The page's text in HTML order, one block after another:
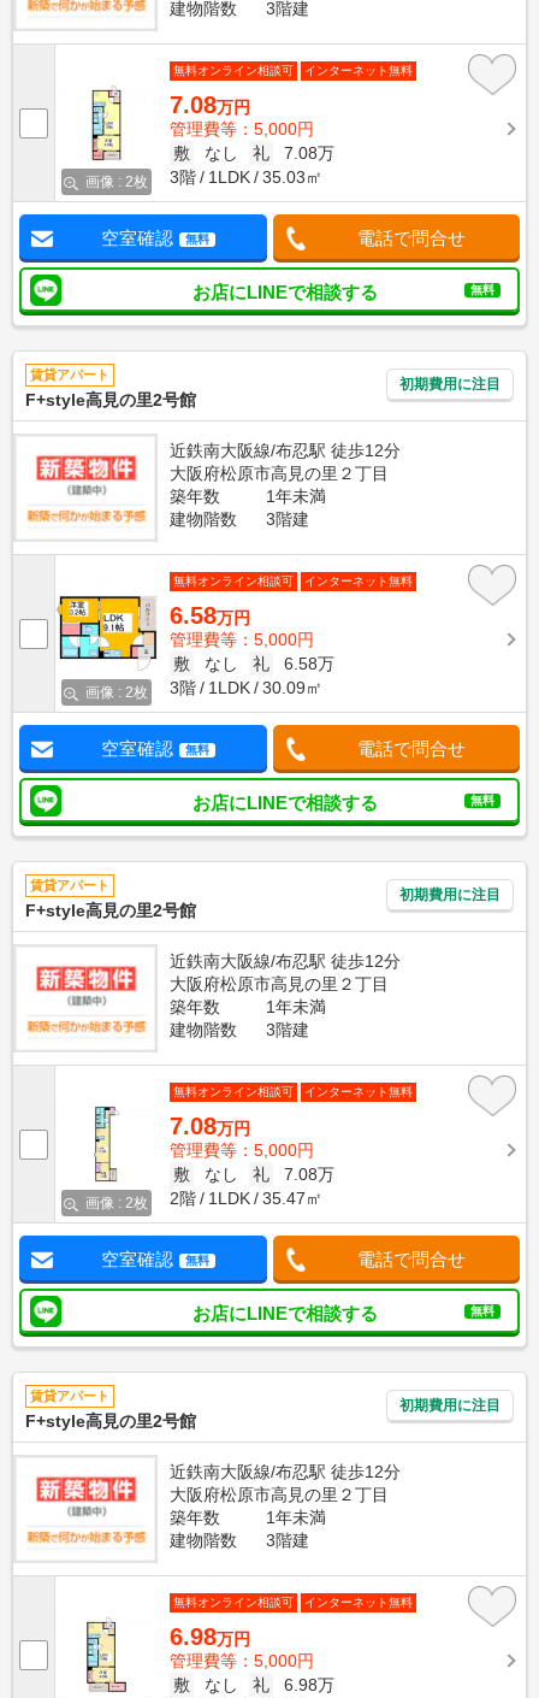
建物階数 3階建
画像 : 2枚
無料オンライン相談可 インターネット無料
7.08万円
管理費等：5,000円
敷
なし 礼
7.08万
3階
1LDK 35.03㎡
空室確認 無料 電話で問合せ
お店にLINEで相談する 無料
賃貸アパート
F+style高見の里2号館
初期費用に注目
近鉄南大阪線/布忍駅 徒歩12分
大阪府松原市高見の里２丁目
築年数
1年未満
建物階数
3階建
画像 : 2枚
無料オンライン相談可 インターネット無料
6.58万円
管理費等：5,000円
敷
なし 礼
6.58万
3階
1LDK 30.09㎡
空室確認 無料 電話で問合せ
お店にLINEで相談する 無料
賃貸アパート
F+style高見の里2号館
初期費用に注目
近鉄南大阪線/布忍駅 徒歩12分
大阪府松原市高見の里２丁目
築年数
1年未満
建物階数
3階建
画像 : 2枚
無料オンライン相談可 インターネット無料
7.08万円
管理費等：5,000円
敷
なし 礼
7.08万
2階
1LDK 35.47㎡
空室確認 無料 電話で問合せ
お店にLINEで相談する 無料
賃貸アパート
F+style高見の里2号館
初期費用に注目
近鉄南大阪線/布忍駅 徒歩12分
大阪府松原市高見の里２丁目
築年数
1年未満
建物階数
3階建
無料オンライン相談可 インターネット無料
6.98万円
管理費等：5,000円
敷
なし 礼
6.98万